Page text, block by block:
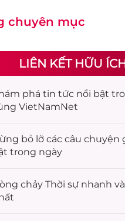
chuyên mục
LIÊN KẾT HỮU
phá tin tức nổi bật
VietNamNet
bỏ lỡ các câu chuyện
trong ngày
chảy Thời sự nhanh